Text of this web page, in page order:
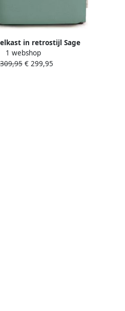
in retrostijl Sage
wit FRIDGE RETRO
48L
1 webshop
€ 299,95